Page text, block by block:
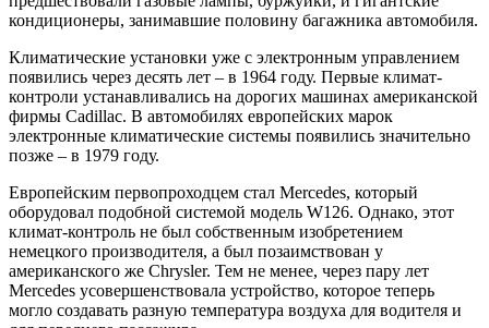
кондиционеры, занимавшие половину багажника автомобиля.
Климатические установки уже с электронным управлением
появились через десять лет – в 1964 году. Первые климат-
контроли устанавливались на дорогих машинах американской
фирмы Cadillac. В автомобилях европейских марок
электронные климатические системы появились значительно
позже – в 1979 году.
Европейским первопроходцем стал Mercedes, который
оборудовал подобной системой модель W126. Однако, этот
климат-контроль не был собственным изобретением
немецкого производителя, а был позаимствован у
американского же Chrysler. Тем не менее, через пару лет
Mercedes усовершенствовала устройство, которое теперь
могло создавать разную температура воздуха для водителя и